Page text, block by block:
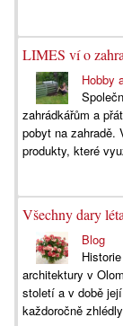
LIMES ví o
Hobby
zahrádkářům a
pobyt na zahradě.
produkty, které
Všechny dary
Blog
architektury v
století a v době
každoročně